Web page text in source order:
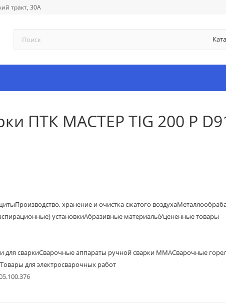
тракт, 30А
ПТК МАСТЕР TIG 200 P
Производство, хранение и очистка сжатого воздуха
установкиАбразивные материалыУцененные товары
для сваркиСварочные аппараты ручной сварки MMAСварочные
Товары для электросварочных работ